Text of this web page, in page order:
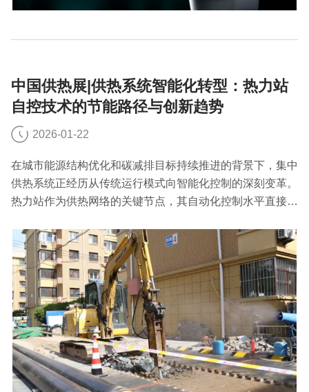
中国供热展|供热系统智能化转型：热力站
自控技术的节能路径与创新趋势
2026-01-22
在城市能源结构优化和碳减排目标持续推进的背景下，集中
供热系统正经历从传统运行模式向智能化控制的深刻变革。
热力站作为供热网络的关键节点，其自动化控制水平直接影
征与方向。下面就跟中国供热展小编一起了解下吧。